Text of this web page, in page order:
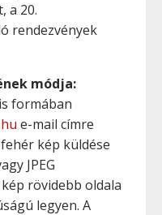
a 20.
rendezvények
módja:
formában
e-mail címre
kép küldése
JPEG
rövidebb oldala
legyen. A